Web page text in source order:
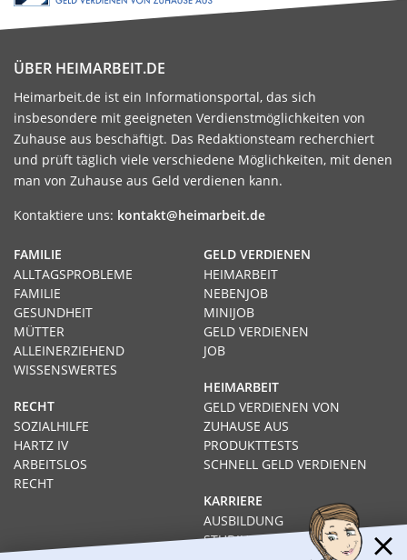
ÜBER HEIMARBEIT.DE
Heimarbeit.de ist ein Informationsportal, das sich
insbesondere mit geeigneten Verdienstmöglichkeiten von
Zuhause aus beschäftigt. Das Redaktionsteam recherchiert
und prüft täglich viele verschiedene Möglichkeiten, mit denen
man von Zuhause aus Geld verdienen kann.
Kontaktiere uns: kontakt@heimarbeit.de
GELD VERDIENEN
HEIMARBEIT
NEBENJOB
MINIJOB
GELD VERDIENEN
JOB
HEIMARBEIT
GELD VERDIENEN VON
ZUHAUSE AUS
PRODUKTTESTS
SCHNELL GELD VERDIENEN
KARRIERE
AUSBILDUNG
STUDIUM
FAMILIE
ALLTAGSPROBLEME
FAMILIE
GESUNDHEIT
MÜTTER
ALLEINERZIEHEND
WISSENSWERTES
RECHT
SOZIALHILFE
HARTZ IV
ARBEITSLOS
RECHT